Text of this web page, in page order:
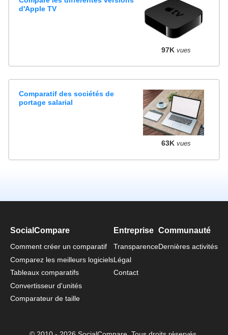
d'Apple TV
97K vues
Comparatif des sociétés de
portage salarial
63K vues
SocialCompare
Comment créer un comparatif
Comparez les meilleurs logiciels
Tableaux comparatifs
Convertisseur d'unités
Comparateur de taille
Entreprise
Transparence
Légal
Contact
Communauté
Dernières activités